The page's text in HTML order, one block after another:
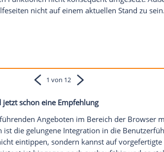
um diese Funktion nutzen zu können.
können aber alle KI-Browser bis auf
und Opera können zusätzlich sogar
alle KI-Browser Übersetzungen
nachrüsten. Wenn Dir der
Denn hier erfolgen die Übersetzungen
bleiben Edge vorbehalten.
per KI möglich. Abgesehen von
Nutzer kennen diese als Lens